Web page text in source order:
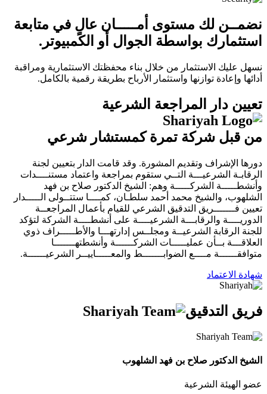
نضمــن لك مستوى أمـــــان عالٍ في متابعة
استثمارك بواسطة الجوال أو الكمبيوتر.
نسهل عليك الاستثمار من خلال بناء محفظتك الاستثمارية ومراقبة
أدائها وإعادة توازنها واستثمار الأرباح بطريقة رقمية بالكامل.
تعيين دار المراجعة الشرعية
من قبل شركة تمرة كمستشار شرعي
دورها الإشراف وتقديم المشورة. وقد قامت الدار بتعيين لجنة
الرقابـة الشرعيـــة التــي ستقوم بمراجعة واعتماد مستنــــدات
وأنشطـــــة الشركـــــة وهم: الشيخ الدكتور صلاح بن فهد
الشلهوب، والشيخ محمد أحمد سلطـان، كمــــا ستتــولى الـــــدار
تعيين فـــــــريق التدقيق الشرعي للقيام بأعمال المراجعــة
الدوريــــة والرقابـــة الشرعيــــة على أنشطــــة الشركة لتؤكد
للجنة الرقابة الشرعيــة ومجلــس إدارتهـــا والأطـــــراف ذوي
العلاقـــة بــأن عمليـــــات الشركــــــة وأنشطتهـــــــا
متوافقــــــة مــــع الضوابـــــــط والمعـــــاييــر الشرعيــــــة.
شهادة الاعتماد
فريق التدقيق
الشيخ الدكتور صلاح بن فهد الشلهوب
عضو الهيئة الشرعية